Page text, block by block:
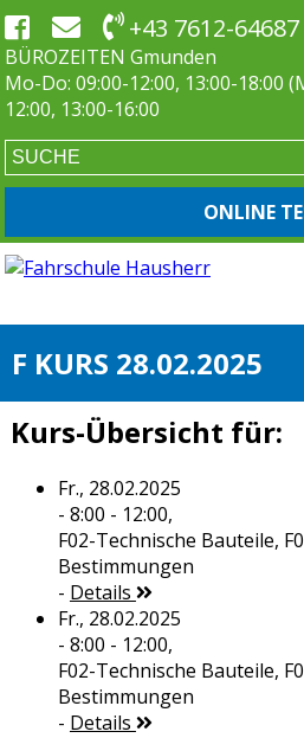
+43 7612-64687
BÜROZEITEN Gmunden
Mo-Do: 09:00-12:00, 13:00-18:00
12:00, 13:00-16:00
ONLINE
F KURS 28.02.2025
Kurs-Übersicht für:
Fr., 28.02.2025
- 8:00 - 12:00,
F02-Technische Bauteile,
Bestimmungen
- Details
Fr., 28.02.2025
- 8:00 - 12:00,
F02-Technische Bauteile,
Bestimmungen
- Details